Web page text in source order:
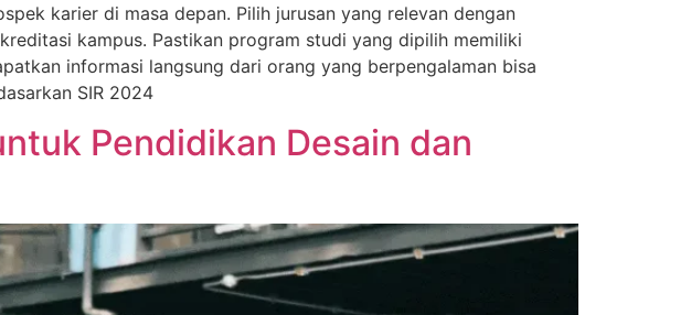
karier di masa depan. Pilih jurusan yang relevan dengan
kampus. Pastikan program studi yang dipilih memiliki
informasi langsung dari orang yang berpengalaman bisa
SIR 2024
Pendidikan Desain dan